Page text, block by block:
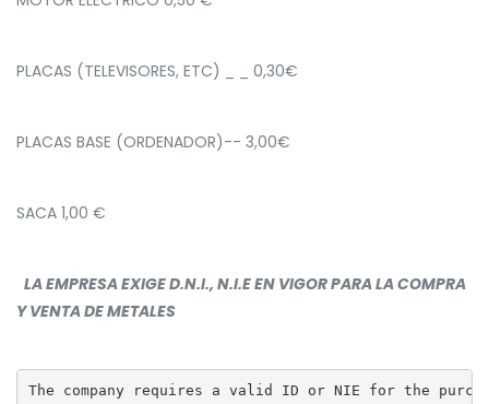
PLACAS (TELEVISORES, ETC) _ _ 0,30€
PLACAS BASE (ORDENADOR)-- 3,00€
SACA 1,00 €
LA EMPRESA EXIGE D.N.I., N.I.E EN VIGOR PARA LA COMPRA
Y VENTA DE METALES
The company requires a valid ID or NIE for the